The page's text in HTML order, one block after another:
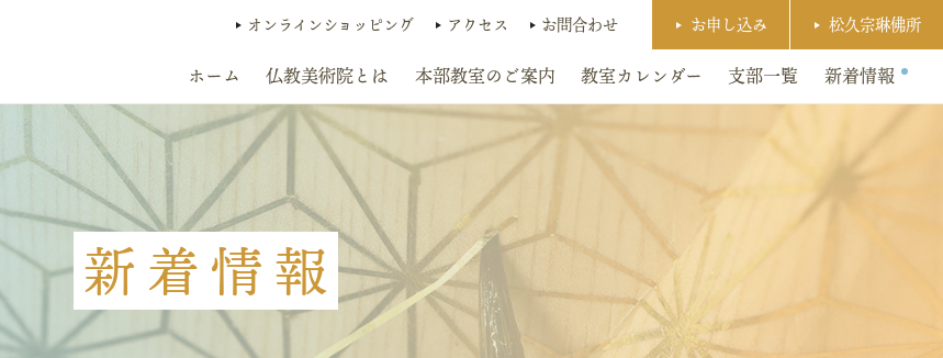
オンラインショッピング アクセス お問合わせ お申し込み 松久宗琳佛所
ホーム 仏教美術院とは 本部教室のご案内 教室カレンダー 支部一覧 新着情報
新着情報